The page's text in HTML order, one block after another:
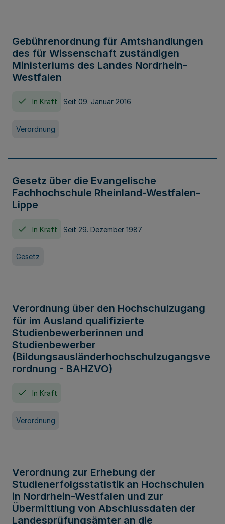
Gebührenordnung für Amtshandlungen
des für Wissenschaft zuständigen
Ministeriums des Landes Nordrhein-
Westfalen
In Kraft Seit 09. Januar 2016
Verordnung
Gesetz über die Evangelische
Fachhochschule Rheinland-Westfalen-
Lippe
In Kraft Seit 29. Dezember 1987
Gesetz
Verordnung über den Hochschulzugang
für im Ausland qualifizierte
Studienbewerberinnen und
Studienbewerber
(Bildungsausländerhochschulzugangsve
rordnung - BAHZVO)
In Kraft
Verordnung
Verordnung zur Erhebung der
Studienerfolgsstatistik an Hochschulen
in Nordrhein-Westfalen und zur
Übermittlung von Abschlussdaten der
Landesprüfungsämter an die